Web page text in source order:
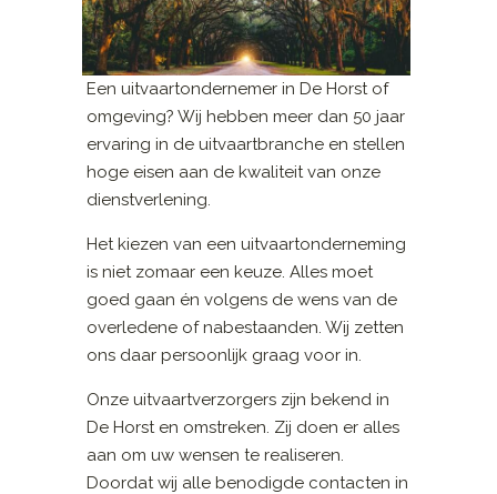
Een uitvaartondernemer in De Horst of
omgeving? Wij hebben meer dan 50 jaar
ervaring in de uitvaartbranche en stellen
hoge eisen aan de kwaliteit van onze
dienstverlening.
Het kiezen van een uitvaartonderneming
is niet zomaar een keuze. Alles moet
goed gaan én volgens de wens van de
overledene of nabestaanden. Wij zetten
ons daar persoonlijk graag voor in.
Onze uitvaartverzorgers zijn bekend in
De Horst en omstreken. Zij doen er alles
aan om uw wensen te realiseren.
Doordat wij alle benodigde contacten in